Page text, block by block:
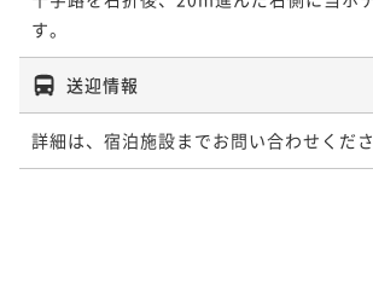
送迎情報
詳細は、宿泊施設までお問い合わせくださ